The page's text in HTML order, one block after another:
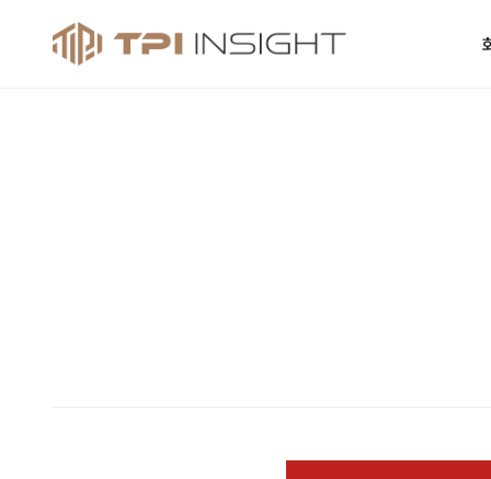
티피아이 인사